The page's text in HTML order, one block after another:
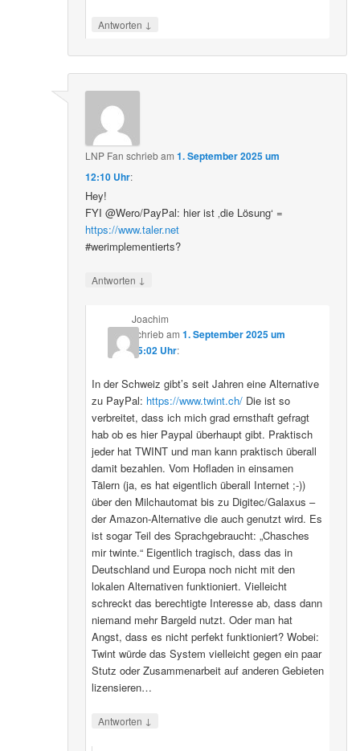
Antworten ↓
LNP Fan schriebam1. September 2025 um
12:10 Uhr:
Hey!
FYI @Wero/PayPal: hier ist ‚die Lösung‘ =
https://www.taler.net
#werimplementierts?
Antworten ↓
Joachim
schriebam 1. September 2025 um
15:02 Uhr:
In der Schweiz gibt’s seit Jahren eine Alternative
zu PayPal: https://www.twint.ch/Die ist so
verbreitet, dass ich mich grad ernsthaft gefragt
hab ob es hier Paypal überhaupt gibt. Praktisch
jeder hat TWINT und man kann praktisch überall
damit bezahlen. Vom Hofladen in einsamen
Tälern (ja, es hat eigentlich überall Internet ;-))
über den Milchautomat bis zu Digitec/Galaxus –
der Amazon-Alternative die auch genutzt wird. Es
ist sogar Teil des Sprachgebraucht: „Chasches
mir twinte.“ Eigentlich tragisch, dass das in
Deutschland und Europa noch nicht mit den
lokalen Alternativen funktioniert. Vielleicht
schreckt das berechtigte Interesse ab, dass dann
niemand mehr Bargeld nutzt. Oder man hat
Angst, dass es nicht perfekt funktioniert? Wobei:
Twint würde das System vielleicht gegen ein paar
Stutz oder Zusammenarbeit auf anderen Gebieten
lizensieren…
Antworten ↓